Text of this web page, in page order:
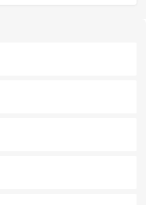
元の風情を楽しめる外せないスポット